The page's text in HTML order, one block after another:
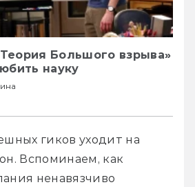
Большого взрыва»
науку
гиков уходит на
Вспоминаем, как
ненавязчиво